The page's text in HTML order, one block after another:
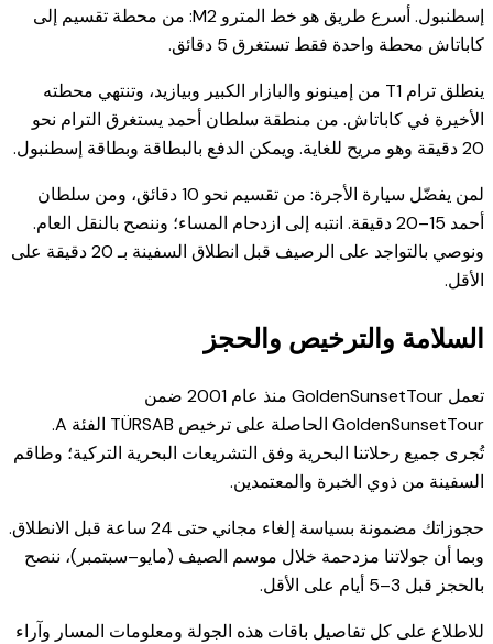
إسطنبول. أسرع طريق هو خط المترو M2: من محطة تقسيم إلى
كاباتاش محطة واحدة فقط تستغرق 5 دقائق.
ينطلق ترام T1 من إمينونو والبازار الكبير وبيازيد، وتنتهي محطته
الأخيرة في كاباتاش. من منطقة سلطان أحمد يستغرق الترام نحو
20 دقيقة وهو مريح للغاية. ويمكن الدفع بالبطاقة وبطاقة إسطنبول.
لمن يفضّل سيارة الأجرة: من تقسيم نحو 10 دقائق، ومن سلطان
أحمد 15–20 دقيقة. انتبه إلى ازدحام المساء؛ وننصح بالنقل العام.
ونوصي بالتواجد على الرصيف قبل انطلاق السفينة بـ 20 دقيقة على
الأقل.
السلامة والترخيص والحجز
تعمل GoldenSunsetTour منذ عام 2001 ضمن
GoldenSunsetTour الحاصلة على ترخيص TÜRSAB الفئة A.
تُجرى جميع رحلاتنا البحرية وفق التشريعات البحرية التركية؛ وطاقم
السفينة من ذوي الخبرة والمعتمدين.
حجوزاتك مضمونة بسياسة إلغاء مجاني حتى 24 ساعة قبل الانطلاق.
وبما أن جولاتنا مزدحمة خلال موسم الصيف (مايو–سبتمبر)، ننصح
بالحجز قبل 3–5 أيام على الأقل.
للاطلاع على كل تفاصيل باقات هذه الجولة ومعلومات المسار وآراء